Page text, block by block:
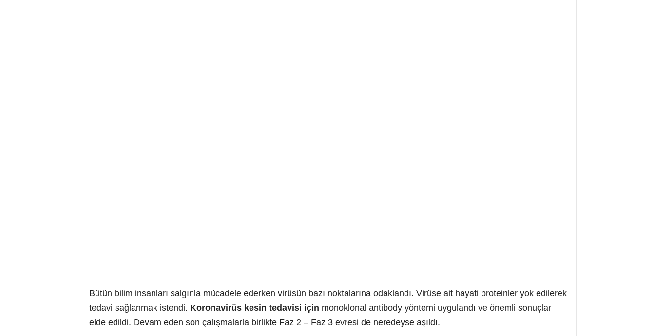
Bütün bilim insanları salgınla mücadele ederken virüsün bazı noktalarına odaklandı. Virüse ait hayati proteinler yok edilerek
tedavi sağlanmak istendi. Koronavirüs kesin tedavisi için monoklonal antibody yöntemi uygulandı ve önemli sonuçlar
elde edildi. Devam eden son çalışmalarla birlikte Faz 2 – Faz 3 evresi de neredeyse aşıldı.